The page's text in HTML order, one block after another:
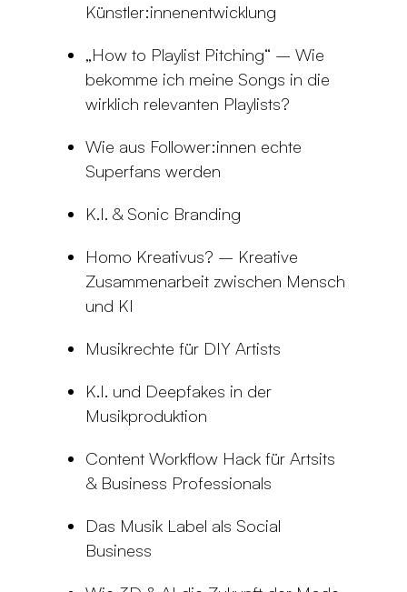
Künstler:innenentwicklung
„How to Playlist Pitching“ – Wie
bekomme ich meine Songs in die
wirklich relevanten Playlists?
Wie aus Follower:innen echte
Superfans werden
K.I. & Sonic Branding
Homo Kreativus? – Kreative
Zusammenarbeit zwischen Mensch
und KI
Musikrechte für DIY Artists
K.I. und Deepfakes in der
Musikproduktion
Content Workflow Hack für Artsits
& Business Professionals
Das Musik Label als Social
Business